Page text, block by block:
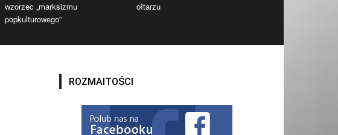
wzorzec „marksizmu
popkulturowego”
ołtarzu
ROZMAITOŚCI